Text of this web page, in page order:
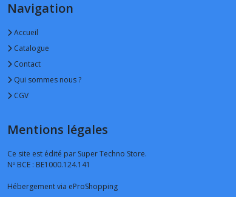
Navigation
Accueil
Catalogue
Contact
Qui sommes nous ?
CGV
Mentions légales
Ce site est édité par Super Techno Store.
Nº BCE : BE1000.124.141
Hébergement via eProShopping